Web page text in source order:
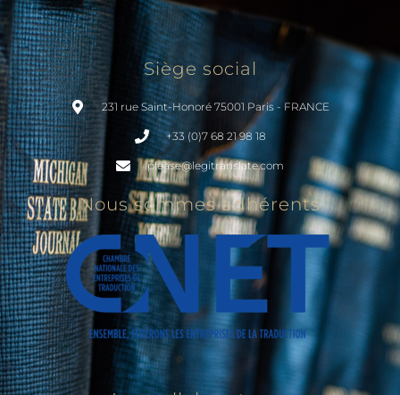
Siège social
231 rue Saint-Honoré 75001 Paris - FRANCE
+33 (0)7 68 21 98 18
please@legitranslate.com
Nous sommes adhérents